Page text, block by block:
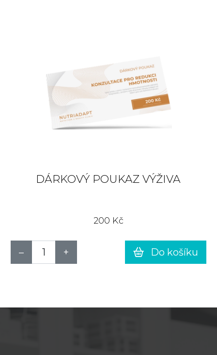
DÁRKOVÝ POUKAZ VÝŽIVA
200 Kč
Do košíku